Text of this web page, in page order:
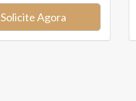
Solicite Agora